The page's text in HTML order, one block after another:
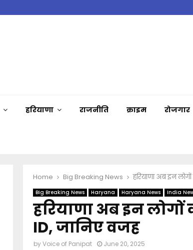
हरियाणा राजनीति क्राइम रोजगार
Home Big Breaking News हरियाणा अब इन
Big Breaking News Haryana Haryana News India
हरियाणा अब इन
ID, जानिए वजह
byVoice of Panipat June 20, 2025